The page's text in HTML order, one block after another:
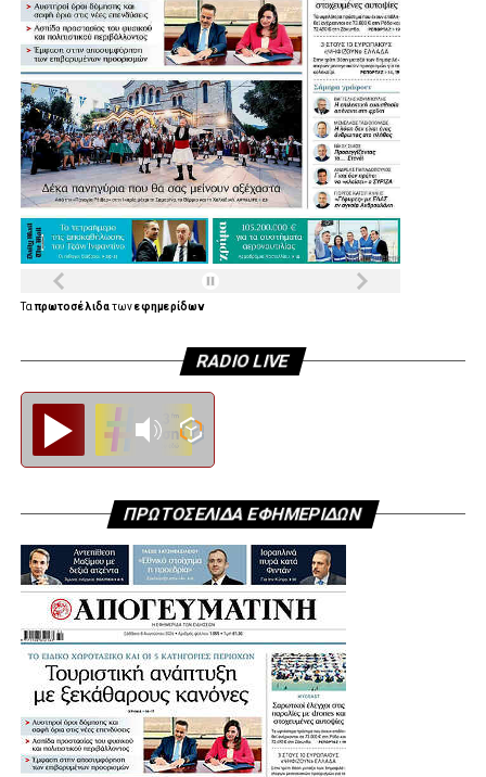
Ταπρωτοσέλιδατωνεφημερίδων
RADIO LIVE
ΠΡΩΤΟΣΕΛΙΔΑ ΕΦΗΜΕΡΙΔΩΝ